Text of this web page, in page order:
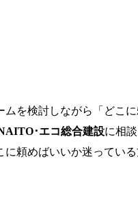
を検討しながら「どこ
･エコ総合建設に相
頼めばいいか迷ってい